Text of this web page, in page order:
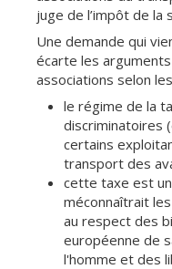
juge de l’impôt de la
Une demande qui
écarte les
associations selon
le régime de la
discriminatoires
certains
transport des
cette taxe est
méconnaîtrait
au respect des
européenne de
l'homme et des